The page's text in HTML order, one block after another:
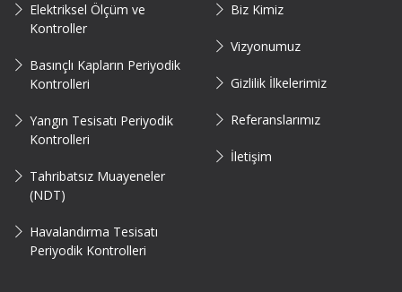
Elektriksel Ölçüm ve
Kontroller
Basınçlı Kapların Periyodik
Kontrolleri
Yangın Tesisatı Periyodik
Kontrolleri
Tahribatsız Muayeneler
(NDT)
Havalandırma Tesisatı
Periyodik Kontrolleri
Biz Kimiz
Vizyonumuz
Gizlilik İlkelerimiz
Referanslarımız
İletişim